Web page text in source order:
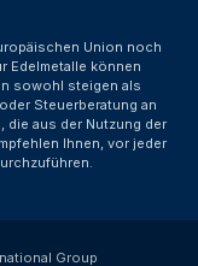
Union noch
Edelmetalle können
sowohl steigen als
Steuerberatung an
die aus der Nutzung der
Ihnen, vor jeder
Group